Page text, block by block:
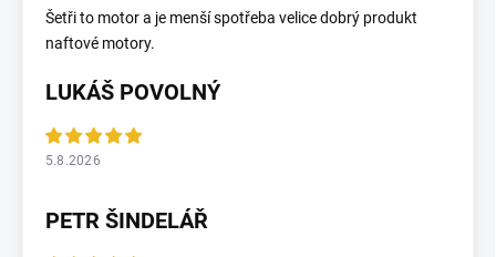
Šetři to motor a je menší spotřeba velice dobrý produkt
naftové motory.
LUKÁŠ POVOLNÝ
5.8.2026
PETR ŠINDELÁŘ